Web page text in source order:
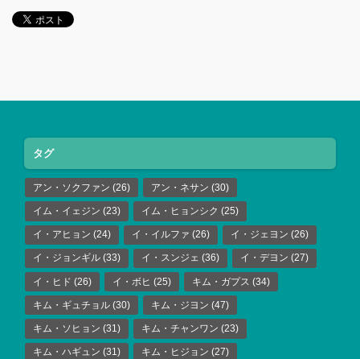
タグ
アン・ソクファン (26) アン・ネサン (30)
イム・イェジン (23) イム・ヒョンシク (25)
イ・アヒョン (24) イ・イルファ (26) イ・ジェヨン (26)
イ・ジョンギル (33) イ・スンジェ (36) イ・デヨン (27)
イ・ヒド (26) イ・ボヒ (25) キム・ガプス (34)
キム・ギュチョル (30) キム・ジヨン (47)
キム・ソヒョン (31) キム・チャンワン (23)
キム・ハギュン (31) キム・ヒジョン (27)